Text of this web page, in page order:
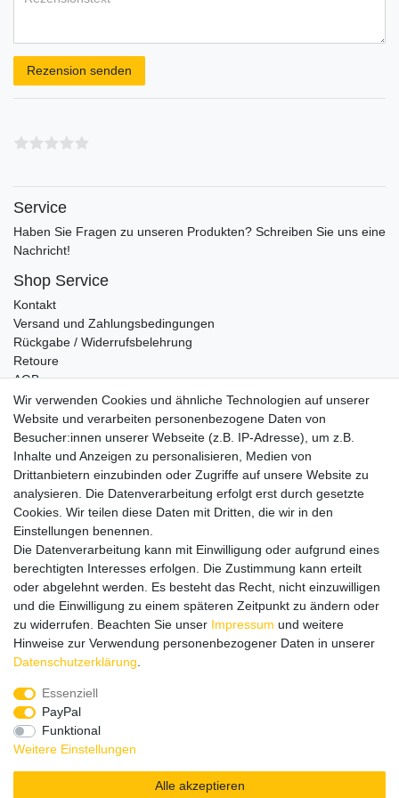
Rezension senden
Service
Haben Sie Fragen zu unseren Produkten? Schreiben Sie uns eine
Nachricht!
Shop Service
Kontakt
Versand und Zahlungsbedingungen
Rückgabe / Widerrufsbelehrung
Retoure
AGB
Vertrag widerrufen
Informationen
Datenschutz
Impressum
Wir verschicken klimaneutral mit DPD
Zahlungsmethoden
Zusätzlich stehen SEPA
Kreditkartewie VISA oder MasterCard,
Wir verwenden Cookies und ähnliche Technologien auf unserer
Website und verarbeiten personenbezogene Daten von
Besucher:innen unserer Webseite (z.B. IP-Adresse), um z.B.
Inhalte und Anzeigen zu personalisieren, Medien von
Drittanbietern einzubinden oder Zugriffe auf unsere Website zu
analysieren. Die Datenverarbeitung erfolgt erst durch gesetzte
Cookies. Wir teilen diese Daten mit Dritten, die wir in den
Einstellungen benennen.
Die Datenverarbeitung kann mit Einwilligung oder aufgrund eines
berechtigten Interesses erfolgen. Die Zustimmung kann erteilt
oder abgelehnt werden. Es besteht das Recht, nicht einzuwilligen
und die Einwilligung zu einem späteren Zeitpunkt zu ändern oder
zu widerrufen. Beachten Sie unser Impressum und weitere
Hinweise zur Verwendung personenbezogener Daten in unserer
Daten­schutz­erklärung
Essenziell
PayPal
Funktional
Weitere Einstellungen
Alle akzeptieren